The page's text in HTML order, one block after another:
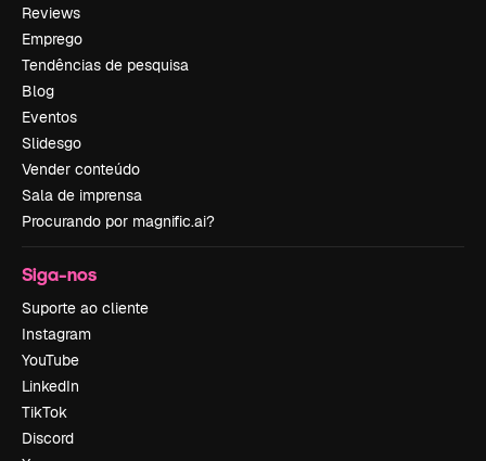
Reviews
Emprego
Tendências de pesquisa
Blog
Eventos
Slidesgo
Vender conteúdo
Sala de imprensa
Procurando por magnific.ai?
Siga-nos
Suporte ao cliente
Instagram
YouTube
LinkedIn
TikTok
Discord